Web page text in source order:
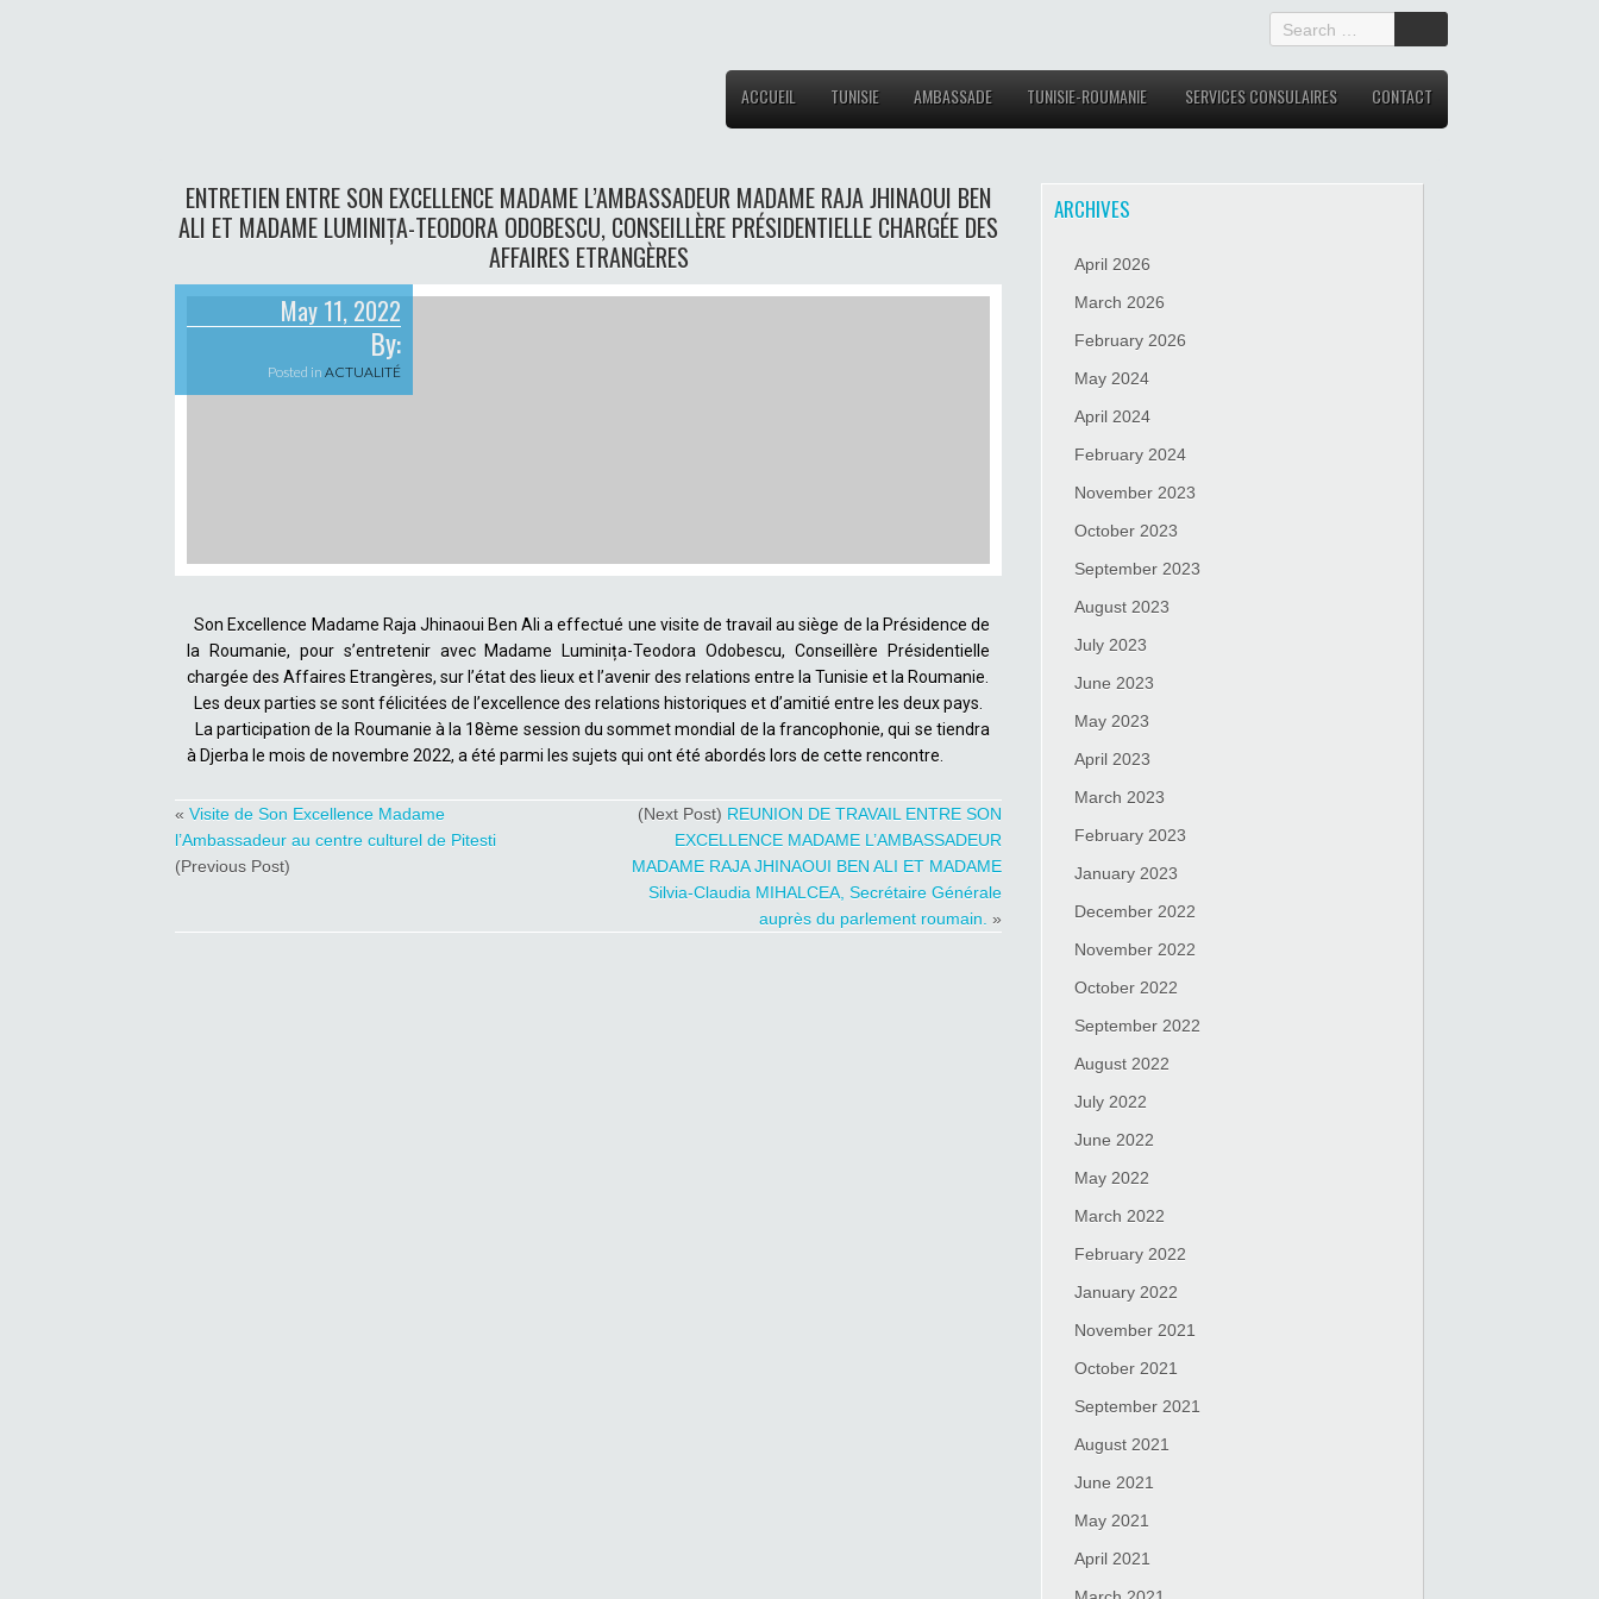
ACCUEIL TUNISIE AMBASSADE TUNISIE-ROUMANIE SERVICES CONSULAIRES CONTACT
ENTRETIEN ENTRE SON EXCELLENCE MADAME L’AMBASSADEUR MADAME RAJA JHINAOUI BEN
ALI ET MADAME LUMINIȚA-TEODORA ODOBESCU, CONSEILLÈRE PRÉSIDENTIELLE CHARGÉE DES
AFFAIRES ETRANGÈRES
May 11, 2022
By:
Posted in ACTUALITÉ
Son Excellence Madame Raja Jhinaoui Ben Ali a effectué une visite de travail au siège de la Présidence de
la Roumanie, pour s’entretenir avec Madame Luminița-Teodora Odobescu, Conseillère Présidentielle
chargée des Affaires Etrangères, sur l’état des lieux et l’avenir des relations entre la Tunisie et la Roumanie.
Les deux parties se sont félicitées de l’excellence des relations historiques et d’amitié entre les deux pays.
La participation de la Roumanie à la 18ème session du sommet mondial de la francophonie, qui se tiendra
à Djerba le mois de novembre 2022, a été parmi les sujets qui ont été abordés lors de cette rencontre.
« Visite de Son Excellence Madame
l’Ambassadeur au centre culturel de Pitesti
(Previous Post)
(Next Post) REUNION DE TRAVAIL ENTRE SON
EXCELLENCE MADAME L’AMBASSADEUR
MADAME RAJA JHINAOUI BEN ALI ET MADAME
Silvia-Claudia MIHALCEA, Secrétaire Générale
auprès du parlement roumain. »
ARCHIVES
April 2026
March 2026
February 2026
May 2024
April 2024
February 2024
November 2023
October 2023
September 2023
August 2023
July 2023
June 2023
May 2023
April 2023
March 2023
February 2023
January 2023
December 2022
November 2022
October 2022
September 2022
August 2022
July 2022
June 2022
May 2022
March 2022
February 2022
January 2022
November 2021
October 2021
September 2021
August 2021
June 2021
May 2021
April 2021